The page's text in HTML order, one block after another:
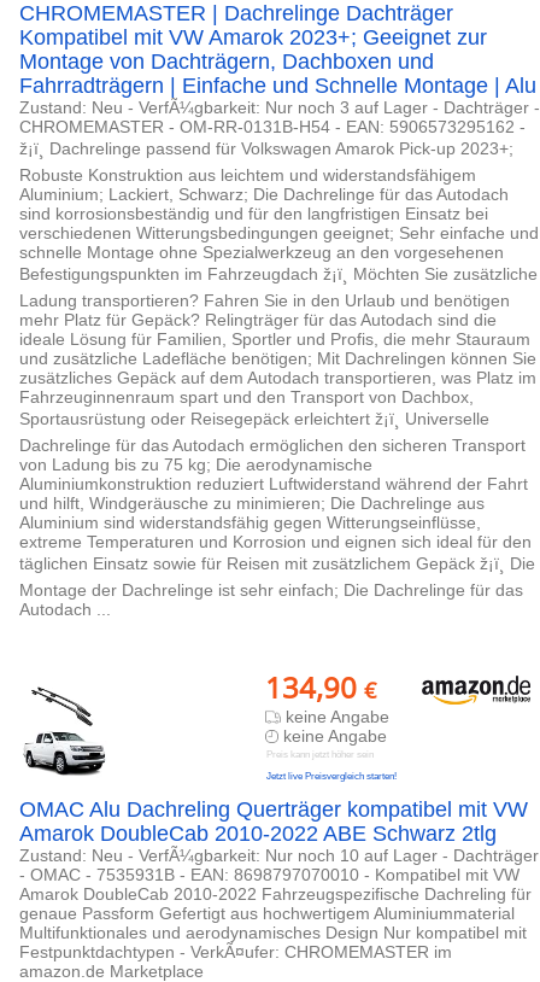
CHROMEMASTER | Dachrelinge Dachträger
Kompatibel mit VW Amarok 2023+; Geeignet zur
Montage von Dachträgern, Dachboxen und
Fahrradträgern | Einfache und Schnelle Montage | Alu
Zustand: Neu - VerfÃ¼gbarkeit: Nur noch 3 auf Lager - Dachträger -
CHROMEMASTER - OM-RR-0131B-H54 - EAN: 5906573295162 -
ž¡ï¸ Dachrelinge passend für Volkswagen Amarok Pick-up 2023+;
Robuste Konstruktion aus leichtem und widerstandsfähigem
Aluminium; Lackiert, Schwarz; Die Dachrelinge für das Autodach
sind korrosionsbeständig und für den langfristigen Einsatz bei
verschiedenen Witterungsbedingungen geeignet; Sehr einfache und
schnelle Montage ohne Spezialwerkzeug an den vorgesehenen
Befestigungspunkten im Fahrzeugdach ž¡ï¸ Möchten Sie zusätzliche
Ladung transportieren? Fahren Sie in den Urlaub und benötigen
mehr Platz für Gepäck? Relingträger für das Autodach sind die
ideale Lösung für Familien, Sportler und Profis, die mehr Stauraum
und zusätzliche Ladefläche benötigen; Mit Dachrelingen können Sie
zusätzliches Gepäck auf dem Autodach transportieren, was Platz im
Fahrzeuginnenraum spart und den Transport von Dachbox,
Sportausrüstung oder Reisegepäck erleichtert ž¡ï¸ Universelle
Dachrelinge für das Autodach ermöglichen den sicheren Transport
von Ladung bis zu 75 kg; Die aerodynamische
Aluminiumkonstruktion reduziert Luftwiderstand während der Fahrt
und hilft, Windgeräusche zu minimieren; Die Dachrelinge aus
Aluminium sind widerstandsfähig gegen Witterungseinflüsse,
extreme Temperaturen und Korrosion und eignen sich ideal für den
täglichen Einsatz sowie für Reisen mit zusätzlichem Gepäck ž¡ï¸ Die
Montage der Dachrelinge ist sehr einfach; Die Dachrelinge für das
Autodach ...
134,90 €
keine Angabe
keine Angabe
Preis kann jetzt höher sein
Jetzt live Preisvergleich starten!
OMAC Alu Dachreling Querträger kompatibel mit VW
Amarok DoubleCab 2010-2022 ABE Schwarz 2tlg
Zustand: Neu - VerfÃ¼gbarkeit: Nur noch 10 auf Lager - Dachträger
- OMAC - 7535931B - EAN: 8698797070010 - Kompatibel mit VW
Amarok DoubleCab 2010-2022 Fahrzeugspezifische Dachreling für
genaue Passform Gefertigt aus hochwertigem Aluminiummaterial
Multifunktionales und aerodynamisches Design Nur kompatibel mit
Festpunktdachtypen - VerkÃ¤ufer: CHROMEMASTER im
amazon.de Marketplace